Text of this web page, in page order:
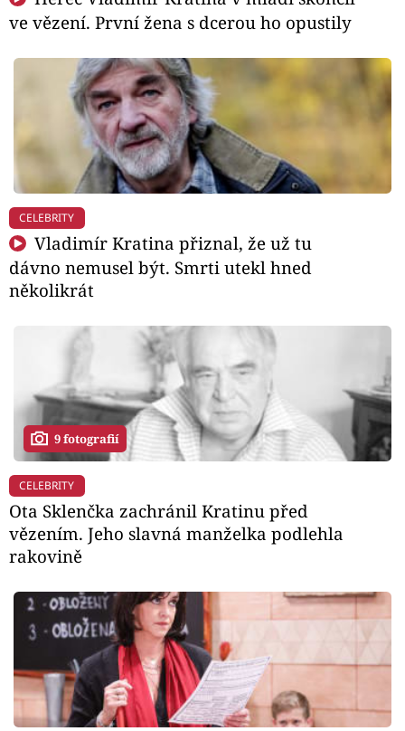
ve vězení. První žena s dcerou ho opustily
CELEBRITY
Vladimír Kratina přiznal, že už tu
dávno nemusel být. Smrti utekl hned
několikrát
9 fotografií
CELEBRITY
Ota Sklenčka zachránil Kratinu před
vězením. Jeho slavná manželka podlehla
rakovině